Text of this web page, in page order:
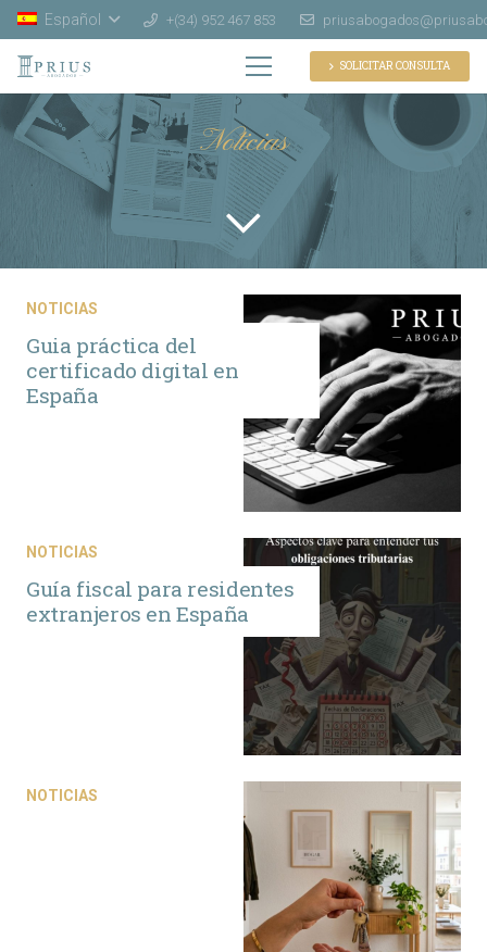
Español +(34) 952 467 853
SOLICITAR CONSULTA
Noticias
NOTICIAS
Guia práctica del
certificado digital en
España
NOTICIAS
Guía fiscal para residentes
extranjeros en España
NOTICIAS